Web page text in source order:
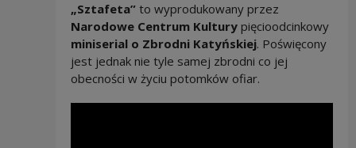
„Sztafeta”to wyprodukowany przez
Narodowe Centrum Kultury pięcioodcinkowy
miniserial o Zbrodni Katyńskiej. Poświęcony
jest jednak nie tyle samej zbrodni co jej
obecności w życiu potomków ofiar.